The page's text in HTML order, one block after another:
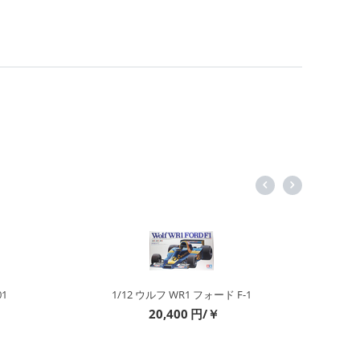
1/12 カワサキ忍者 ZX-12R
3,300円/￥